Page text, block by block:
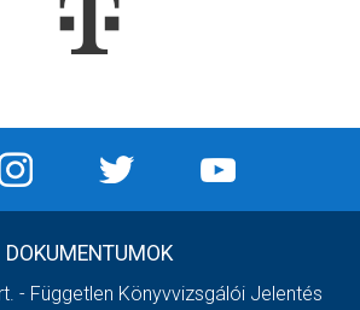
DOKUMENTUMOK
- Független Könyvvizsgálói Jelentés